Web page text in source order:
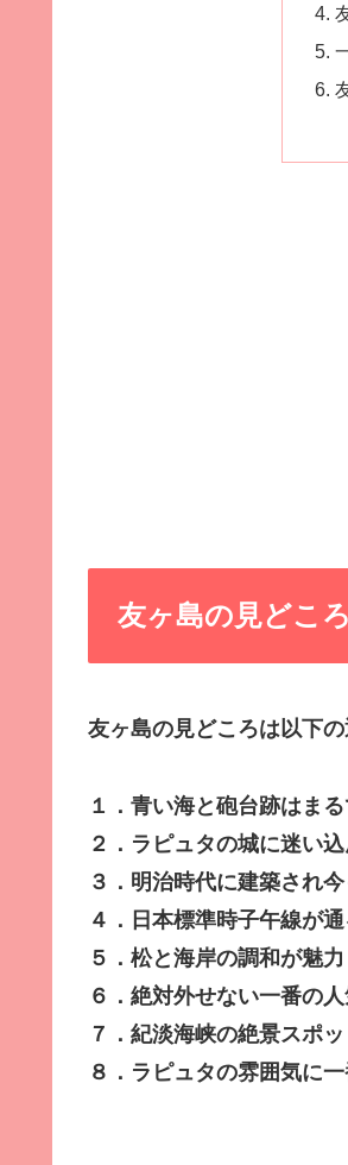
友ヶ島の見どころ
友ヶ島の見どころは以下の
１．青い海と砲台跡はま
２．ラピュタの城に迷い
３．明治時代に建築され
４．日本標準時子午線が
５．松と海岸の調和が魅
６．絶対外せない一番の
７．紀淡海峡の絶景スポ
８．ラピュタの雰囲気に